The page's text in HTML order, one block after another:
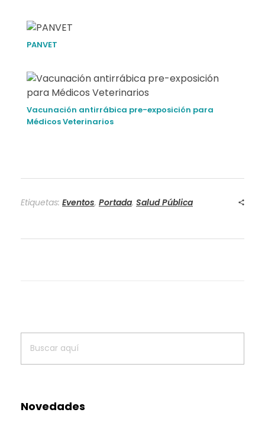
PANVET
Vacunación antirrábica pre-exposición para
Médicos Veterinarios
Etiquetas: Eventos, Portada, Salud Pública
Novedades